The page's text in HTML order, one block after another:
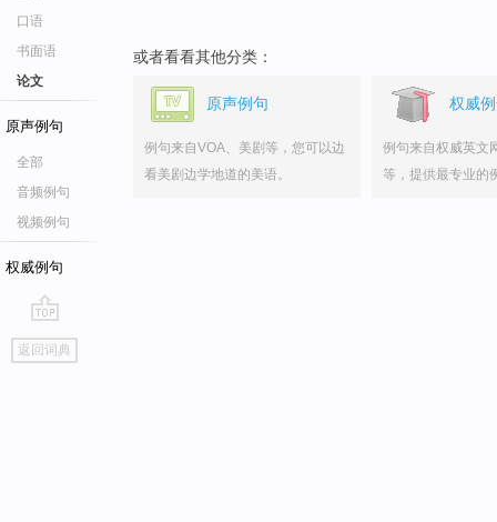
口语
书面语
论文
原声例句
全部
音频例句
视频例句
权威例句
go
top
返回词典
或者看看其他分类：
原声例句
例句来自VOA、美剧等，您可以边
看美剧边学地道的美语。
权威
例句来自权威英文
等，提供最专业的